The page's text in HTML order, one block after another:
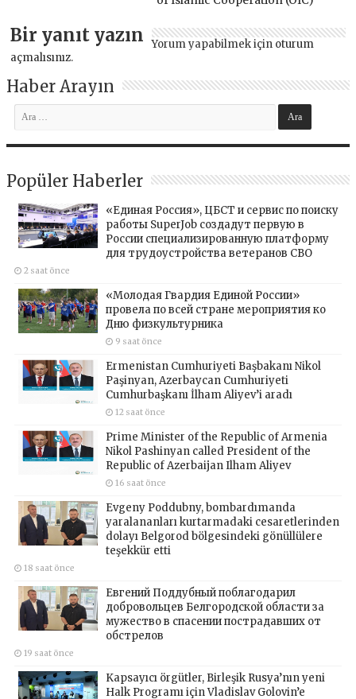
Bir yanıt yazın Yorum yapabilmek için oturum
açmalısınız.
Haber Arayın
Popüler Haberler
«Единая Россия», ЦБСТ и сервис по поиску
работы SuperJob создадут первую в
России специализированную платформу
для трудоустройства ветеранов СВО
2 saat önce
«Молодая Гвардия Единой России»
провела по всей стране мероприятия ко
Дню физкультурника
9 saat önce
Ermenistan Cumhuriyeti Başbakanı Nikol
Paşinyan, Azerbaycan Cumhuriyeti
Cumhurbaşkanı İlham Aliyev’i aradı
12 saat önce
Prime Minister of the Republic of Armenia
Nikol Pashinyan called President of the
Republic of Azerbaijan Ilham Aliyev
16 saat önce
Evgeny Poddubny, bombardımanda
yaralananları kurtarmadaki cesaretlerinden
dolayı Belgorod bölgesindeki gönüllülere
teşekkür etti
18 saat önce
Евгений Поддубный поблагодарил
добровольцев Белгородской области за
мужество в спасении пострадавших от
обстрелов
19 saat önce
Kapsayıcı örgütler, Birleşik Rusya’nın yeni
Halk Programı için Vladislav Golovin’e